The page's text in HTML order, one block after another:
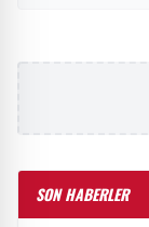
SON HABERLER